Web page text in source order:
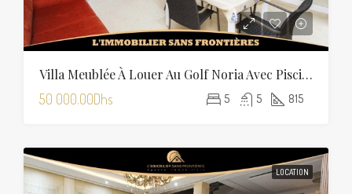
Villa Meublée À Louer Au Golf Noria Avec Piscine Privée
50 000.00Dhs 5 5 815
LOCATION